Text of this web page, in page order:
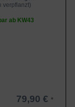
verpflanzt)
ab KW43
79,90 €